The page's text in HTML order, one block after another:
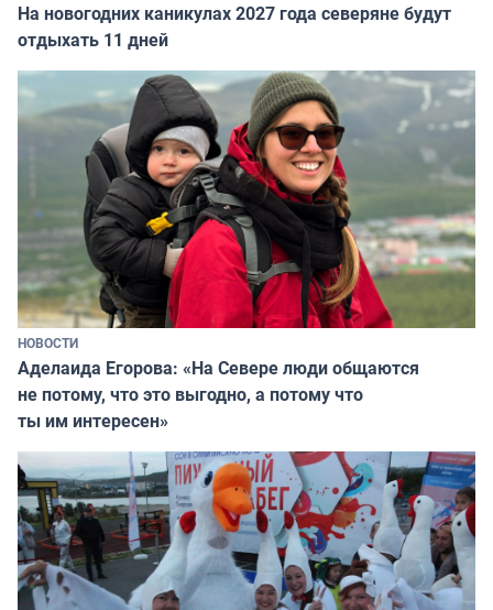
На новогодних каникулах 2027 года северяне будут
отдыхать 11 дней
НОВОСТИ
Аделаида Егорова: «На Севере люди общаются
не потому, что это выгодно, а потому что
ты им интересен»